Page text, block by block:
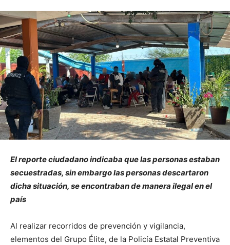
El reporte ciudadano indicaba que las personas estaban
secuestradas, sin embargo las personas descartaron
dicha situación, se encontraban de manera ilegal en el
país
Al realizar recorridos de prevención y vigilancia,
elementos del Grupo Élite, de la Policía Estatal Preventiva